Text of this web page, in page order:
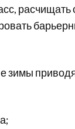
расчищать
зимы